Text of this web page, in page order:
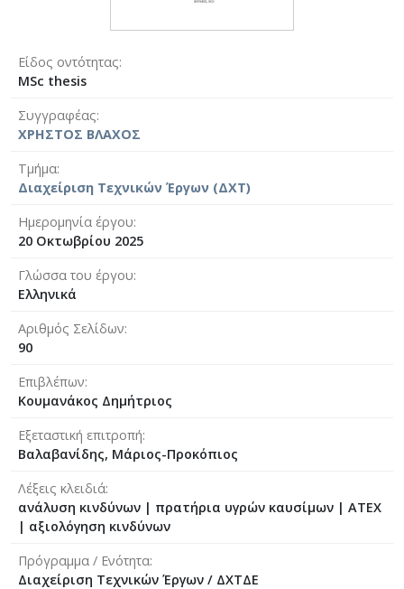
Είδος οντότητας
MSc thesis
Συγγραφέας
ΧΡΗΣΤΟΣ ΒΛΑΧΟΣ
Τμήμα
Διαχείριση Τεχνικών Έργων (ΔΧΤ)
Ημερομηνία έργου
20 Οκτωβρίου 2025
Γλώσσα του έργου
Ελληνικά
Αριθμός Σελίδων
90
Επιβλέπων
Κουμανάκος Δημήτριος
Εξεταστική επιτροπή
Βαλαβανίδης, Μάριος-Προκόπιος
Λέξεις κλειδιά
ανάλυση κινδύνων | πρατήρια υγρών καυσίμων | ΑΤΕΧ
| αξιολόγηση κινδύνων
Πρόγραμμα / Ενότητα
Διαχείριση Τεχνικών Έργων / ΔΧΤΔΕ